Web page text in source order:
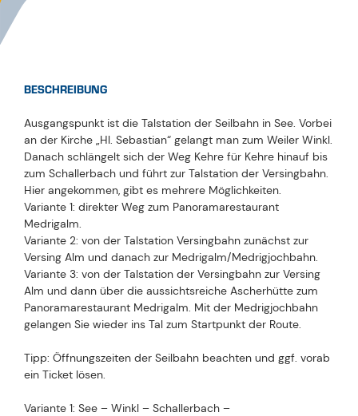
BESCHREIBUNG
Ausgangspunkt ist die Talstation der Seilbahn in See. Vorbei
an der Kirche „Hl. Sebastian“ gelangt man zum Weiler Winkl.
Danach schlängelt sich der Weg Kehre für Kehre hinauf bis
zum Schallerbach und führt zur Talstation der Versingbahn.
Hier angekommen, gibt es mehrere Möglichkeiten.
Variante 1: direkter Weg zum Panoramarestaurant
Medrigalm.
Variante 2: von der Talstation Versingbahn zunächst zur
Versing Alm und danach zur Medrigalm/Medrigjochbahn.
Variante 3: von der Talstation der Versingbahn zur Versing
Alm und dann über die aussichtsreiche Ascherhütte zum
Panoramarestaurant Medrigalm. Mit der Medrigjochbahn
gelangen Sie wieder ins Tal zum Startpunkt der Route.
Tipp: Öffnungszeiten der Seilbahn beachten und ggf. vorab
ein Ticket lösen.
Variante 1: See – Winkl – Schallerbach –